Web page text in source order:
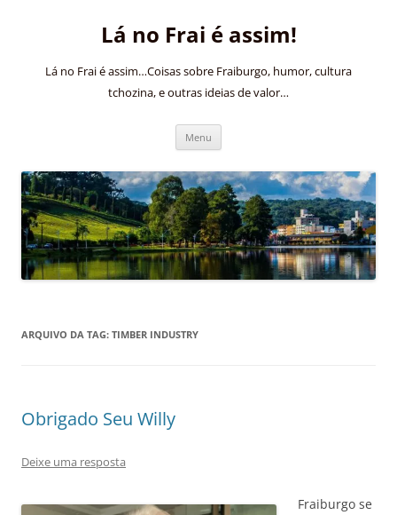
Lá no Frai é assim!
Lá no Frai é assim…Coisas sobre Fraiburgo, humor, cultura
tchozina, e outras ideias de valor…
Menu
ARQUIVO DA TAG: TIMBER INDUSTRY
Obrigado Seu Willy
Deixe uma resposta
Fraiburgo se